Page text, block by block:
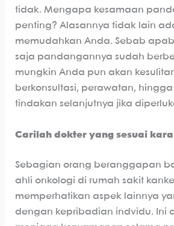
tidak. Mengapa kesamaan
penting? Alasannya tidak lain
memudahkan Anda. Sebab
saja pandangannya sudah
mungkin Anda pun akan
berkonsultasi, perawatan,
tindakan selanjutnya jika
Carilah dokter yang sesuai
Sebagian orang beranggapan
ahli onkologi di rumah sakit
memperhatikan aspek lainnya
dengan kepribadian indvidu. Ini